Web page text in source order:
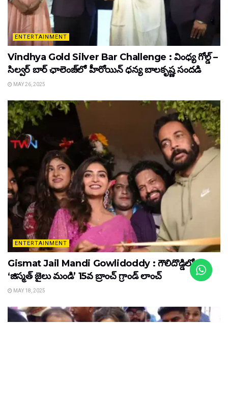
ENTERTAINMENT
Vindhya Gold Silver Bar Challenge : వింధ్య గోల్డ్ –
సిల్వర్ బార్ ఛాలెంజ్‌లో హీరోయిన్ ధ‌న్య బాల‌కృష్ణ‌ సందడి
MAY 26, 2025
ENTERTAINMENT
Gismat Jail Mandi Gowlidoddy : గౌలిదొడ్డిలో
‘జిస్మత్ జైలు మండి’ 15వ బ్రాంచ్ గ్రాండ్ లాంచ్
MAY 18, 2025